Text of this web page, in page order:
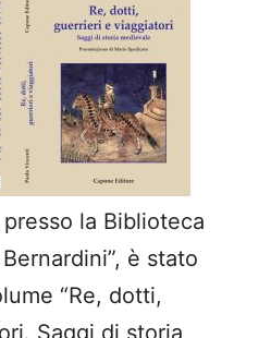
la Biblioteca
è stato
“Re, dotti,
Saggi di storia